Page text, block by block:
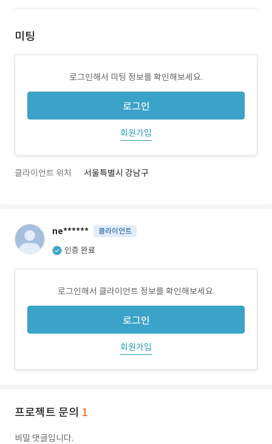
미팅
로그인해서 미팅 정보를 확인해보세요.
로그인
회원가입
클라이언트 위치 서울특별시 강남구
ne****** 클라이언트
인증 완료
로그인해서 클라이언트 정보를 확인해보세요.
로그인
회원가입
프로젝트 문의 1
비밀 댓글입니다.